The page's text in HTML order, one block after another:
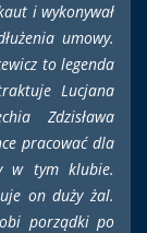
i wykonywał
umowy.
to legenda
Lucjana
Zdzisława
pracować dla
w tym klubie.
on duży żal.
porządki po